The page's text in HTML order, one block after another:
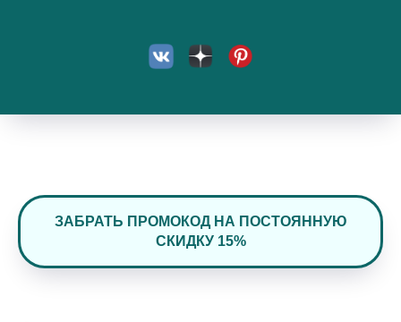
ЗАБРАТЬ ПРОМОКОД НА ПОСТОЯННУЮ
СКИДКУ 15%